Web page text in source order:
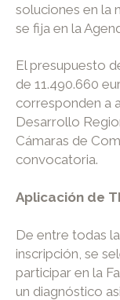
soluciones en la
se fija en la
El presupuesto
de 11.490.660
corresponden a
Desarrollo
Cámaras de
convocatoria.
Aplicación de
De entre todas
inscripción, se
participar en la
un diagnóstico